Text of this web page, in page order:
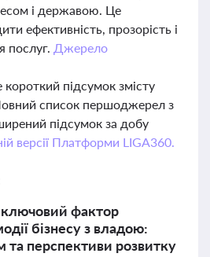
і державою. Це
ефективність, прозорість і
послуг. Джерело
підсумок змісту
список першоджерел з
підсумок за добу
версії Платформи LIGA360.
фактор
бізнесу з владою:
перспективи розвитку